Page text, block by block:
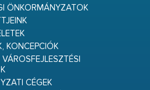
ÖNKORMÁNYZATOK
KONCEPCIÓK
CÉGEK